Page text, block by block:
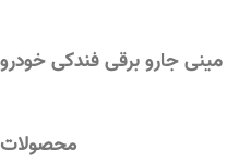
مینی جارو برقی فندکی خودرو
محصولات